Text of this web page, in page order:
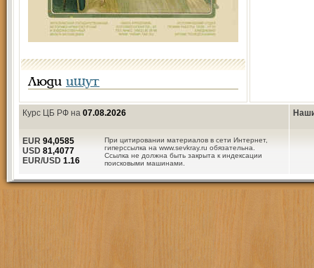
Люди ищут
Курс ЦБ РФ на 07.08.2026
При цитировании материалов в сети Интернет,
гиперссылка на www.sevkray.ru обязательна.
Ссылка не должна быть закрыта к индексации
поисковыми машинами.
EUR 94,0585
USD 81,4077
EUR/USD 1.16